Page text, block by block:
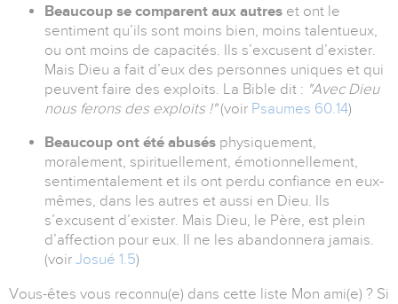
Beaucoup se comparent aux autres et ont le
sentiment qu’ils sont moins bien, moins talentueux,
ou ont moins de capacités. Ils s’excusent d’exister.
Mais Dieu a fait d’eux des personnes uniques et qui
peuvent faire des exploits. La Bible dit : "Avec Dieu
nous ferons des exploits !"(voir Psaumes 60.14)
Beaucoup ont été abusés physiquement,
moralement, spirituellement, émotionnellement,
sentimentalement et ils ont perdu confiance en eux-
mêmes, dans les autres et aussi en Dieu. Ils
s’excusent d’exister. Mais Dieu, le Père, est plein
d’affection pour eux. Il ne les abandonnera jamais.
(voir Josué 1.5)
Vous-êtes vous reconnu(e) dans cette liste Mon ami(e) ? Si